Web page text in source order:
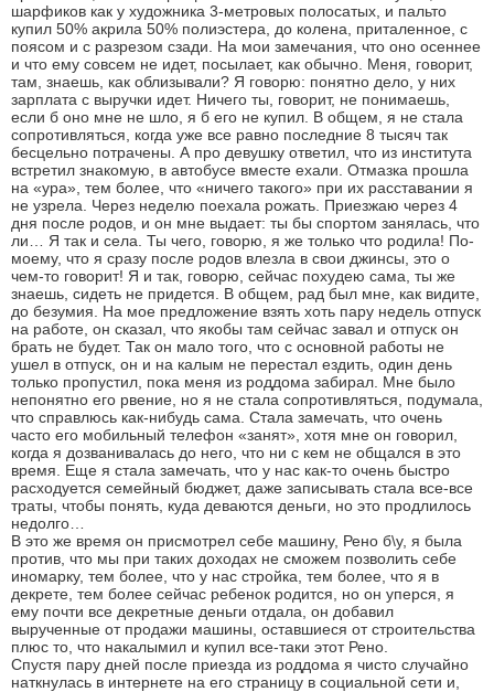
шарфиков как у художника 3-метровых полосатых, и пальто
купил 50% акрила 50% полиэстера, до колена, приталенное, с
поясом и с разрезом сзади. На мои замечания, что оно осеннее
и что ему совсем не идет, посылает, как обычно. Меня, говорит,
там, знаешь, как облизывали? Я говорю: понятно дело, у них
зарплата с выручки идет. Ничего ты, говорит, не понимаешь,
если б оно мне не шло, я б его не купил. В общем, я не стала
сопротивляться, когда уже все равно последние 8 тысяч так
бесцельно потрачены. А про девушку ответил, что из института
встретил знакомую, в автобусе вместе ехали. Отмазка прошла
на «ура», тем более, что «ничего такого» при их расставании я
не узрела. Через неделю поехала рожать. Приезжаю через 4
дня после родов, и он мне выдает: ты бы спортом занялась, что
ли… Я так и села. Ты чего, говорю, я же только что родила! По-
моему, что я сразу после родов влезла в свои джинсы, это о
чем-то говорит! Я и так, говорю, сейчас похудею сама, ты же
знаешь, сидеть не придется. В общем, рад был мне, как видите,
до безумия. На мое предложение взять хоть пару недель отпуск
на работе, он сказал, что якобы там сейчас завал и отпуск он
брать не будет. Так он мало того, что с основной работы не
ушел в отпуск, он и на калым не перестал ездить, один день
только пропустил, пока меня из роддома забирал. Мне было
непонятно его рвение, но я не стала сопротивляться, подумала,
что справлюсь как-нибудь сама. Стала замечать, что очень
часто его мобильный телефон «занят», хотя мне он говорил,
когда я дозванивалась до него, что ни с кем не общался в это
время. Еще я стала замечать, что у нас как-то очень быстро
расходуется семейный бюджет, даже записывать стала все-все
траты, чтобы понять, куда деваются деньги, но это продлилось
недолго…
В это же время он присмотрел себе машину, Рено б\у, я была
против, что мы при таких доходах не сможем позволить себе
иномарку, тем более, что у нас стройка, тем более, что я в
декрете, тем более сейчас ребенок родится, но он уперся, я
ему почти все декретные деньги отдала, он добавил
вырученные от продажи машины, оставшиеся от строительства
плюс то, что накалымил и купил все-таки этот Рено.
Спустя пару дней после приезда из роддома я чисто случайно
наткнулась в интернете на его страницу в социальной сети и,